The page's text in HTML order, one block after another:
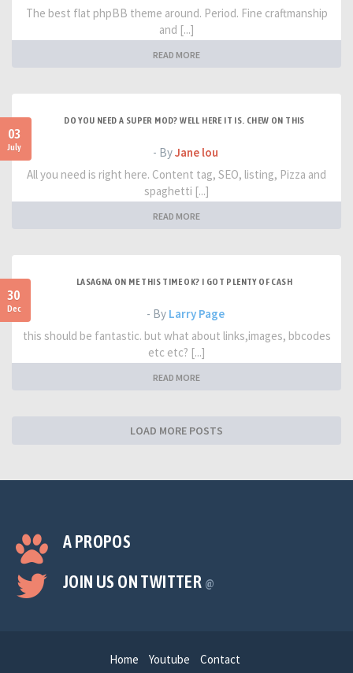
The best flat phpBB theme around. Period. Fine craftmanship
and [...]
READ MORE
03
July
DO YOU NEED A SUPER MOD? WELL HERE IT IS. CHEW ON THIS
- ByJane lou
All you need is right here. Content tag, SEO, listing, Pizza and
spaghetti [...]
READ MORE
30
Dec
LASAGNA ON ME THIS TIME OK? I GOT PLENTY OF CASH
- By Larry Page
this should be fantastic. but what about links,images, bbcodes
etc etc? [...]
READ MORE
LOAD MORE POSTS
A PROPOS
JOIN US ON TWITTER @
Home Youtube Contact